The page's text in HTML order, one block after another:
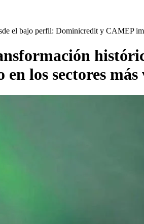
el bajo perfil: Dominicredit y CAMEP
los sectores